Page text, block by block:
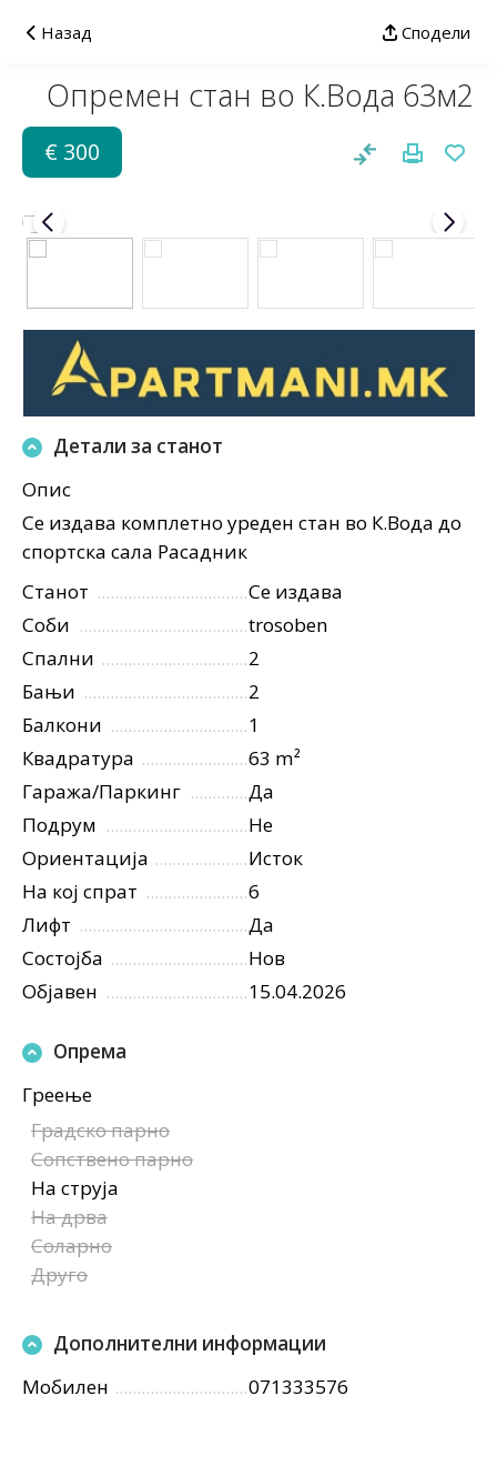
Назад Сподели
Опремен стан во К.Вода 63м2
€ 300
Детали за станот
Опис
Се издава комплетно уреден стан во К.Вода до
спортска сала Расадник
Станот
Се издава
Соби
trosoben
Спални
2
Бањи
2
Балкони
1
Квадратура
63 m²
Гаража/Паркинг
Да
Подрум
Не
Ориентација
Исток
На кој спрат
6
Лифт
Да
Состојба
Нов
Објавен
15.04.2026
Опрема
Греење
Градско парно
Сопствено парно
На струја
На дрва
Соларно
Друго
Дополнителни информации
Мобилен
071333576